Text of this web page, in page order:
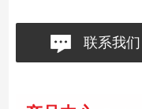
联系我们